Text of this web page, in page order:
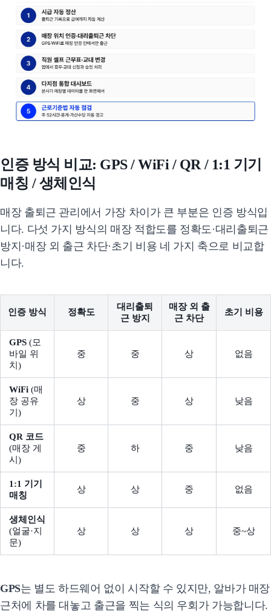
인증 방식 비교: GPS / WiFi / QR / 1:1 기기
매칭 / 생체인식
매장 출퇴근 관리에서 가장 차이가 큰 부분은 인증 방식입
니다. 다섯 가지 방식의 매장 적합도를 정확도·대리출퇴근
방지·매장 외 출근 차단·초기 비용 네 가지 축으로 비교합
니다.
인증 방식 정확도
대리출퇴
근 방지
매장 외 출
근 차단
초기 비용
GPS (모
바일 위
치)
중 중 상 없음
WiFi (매
장 공유
기)
상 중 상 낮음
QR 코드
(매장 게
시)
중 하 중 낮음
1:1 기기
매칭
상 상 중 없음
생체인식
(얼굴·지
문)
상 상 상 중~상
GPS는 별도 하드웨어 없이 시작할 수 있지만, 알바가 매장
근처에 차를 대놓고 출근을 찍는 식의 우회가 가능합니다.